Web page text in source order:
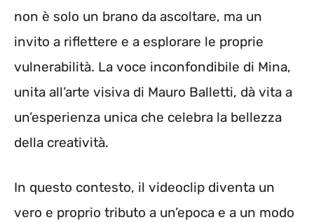
non è solo un brano da ascoltare, ma un
invito a riflettere e a esplorare le proprie
vulnerabilità. La voce inconfondibile di Mina,
unita all’arte visiva di Mauro Balletti, dà vita a
un’esperienza unica che celebra la bellezza
della creatività.
In questo contesto, il videoclip diventa un
vero e proprio tributo a un’epoca e a un modo